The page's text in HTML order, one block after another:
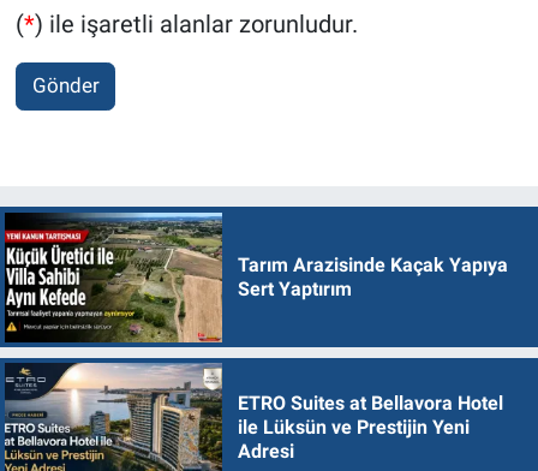
(*) ile işaretli alanlar zorunludur.
Gönder
Tarım Arazisinde Kaçak Yapıya
Sert Yaptırım
ETRO Suites at Bellavora Hotel
ile Lüksün ve Prestijin Yeni
Adresi